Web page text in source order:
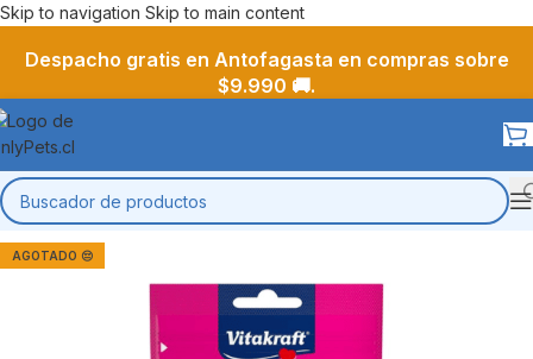
Skip to navigation Skip to main content
Despacho gratis en Antofagasta en compras sobre
$9.990 🚚.
AGOTADO 😔